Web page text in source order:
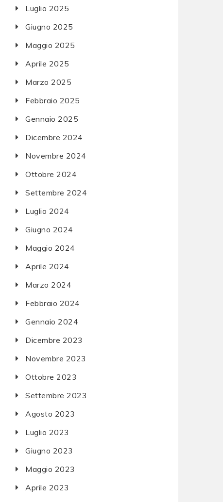
Luglio 2025
Giugno 2025
Maggio 2025
Aprile 2025
Marzo 2025
Febbraio 2025
Gennaio 2025
Dicembre 2024
Novembre 2024
Ottobre 2024
Settembre 2024
Luglio 2024
Giugno 2024
Maggio 2024
Aprile 2024
Marzo 2024
Febbraio 2024
Gennaio 2024
Dicembre 2023
Novembre 2023
Ottobre 2023
Settembre 2023
Agosto 2023
Luglio 2023
Giugno 2023
Maggio 2023
Aprile 2023